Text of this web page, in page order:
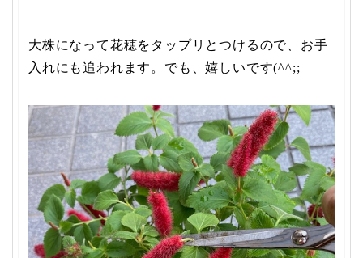
大株になって花穂をタップリとつけるので、お手
入れにも追われます。でも、嬉しいです(^^;;